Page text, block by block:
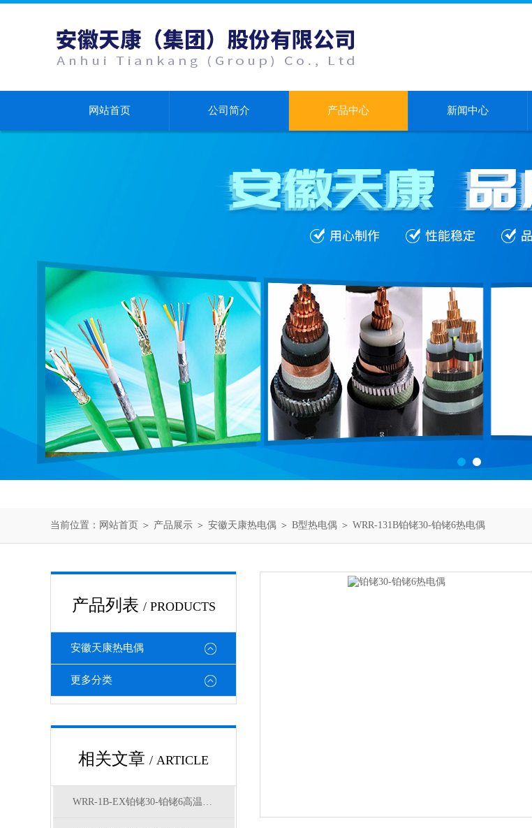
网站首页 公司简介 产品中心 新闻中心
当前位置： 网站首页 ＞ 产品展示 ＞ 安徽天康热电偶 ＞ B型热电偶 ＞ WRR-131B铂铑30-铂铑6热电偶
产品列表 / PRODUCTS
安徽天康热电偶
更多分类
相关文章 / ARTICLE
WRR-1B-EX铂铑30-铂铑6高温B型分度号热电偶